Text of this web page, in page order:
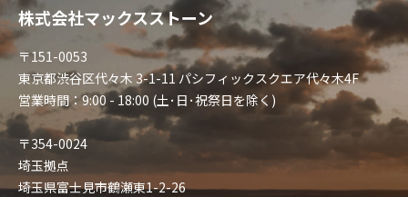
株式会社マックスストーン
〒151-0053
東京都渋谷区代々木 3-1-11 パシフィックスクエア代々木4F
営業時間：9:00 - 18:00 (土･日･祝祭日を除く)
〒354-0024
埼玉拠点
埼玉県富士見市鶴瀬東1-2-26